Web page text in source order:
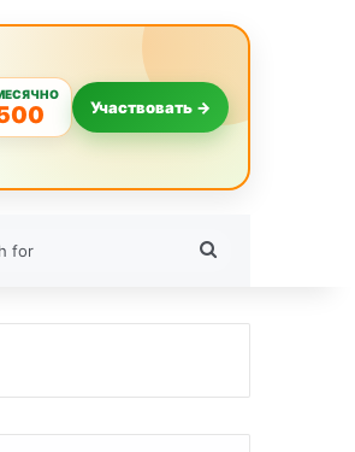
Участвовать →